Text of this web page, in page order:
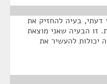
דעתי, בעיה להחזיק את
זו הבעיה שאני מוצאת
יכולות להעשיר את